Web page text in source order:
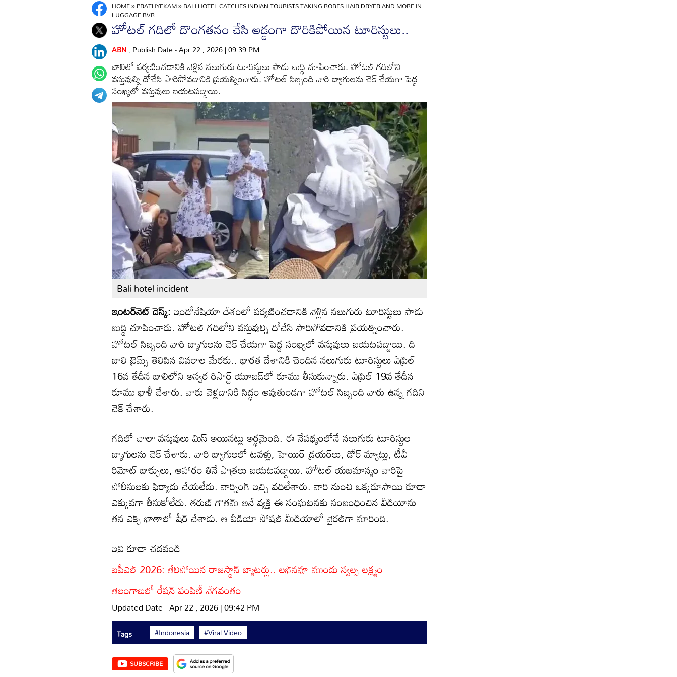
HOME»PRATHYEKAM»BALI HOTEL CATCHES INDIAN TOURISTS TAKING ROBES HAIR DRYER AND MORE IN
LUGGAGE BVR
హోటల్‌ గదిలో దొంగతనం చేసి అడ్డంగా దొరికిపోయిన టూరిస్టులు..
ABN, Publish Date - Apr 22 , 2026 | 09:39 PM
బాలిలో పర్యటించడానికి వెళ్లిన నలుగురు టూరిస్టులు పాడు బుద్ధి చూపించారు. హోటల్ గదిలోని
వస్తువుల్ని దోచేసి పారిపోవడానికి ప్రయత్నించారు. హోటల్ సిబ్బంది వారి బ్యాగులను చెక్ చేయగా పెద్ద
సంఖ్యలో వస్తువులు బయటపడ్డాయి.
Bali hotel incident
ఇంటర్‌నెట్ డెస్క్:ఇండోనేషియా దేశంలో పర్యటించడానికి వెళ్లిన నలుగురు టూరిస్టులు పాడు
బుద్ధి చూపించారు. హోటల్ గదిలోని వస్తువుల్ని దోచేసి పారిపోవడానికి ప్రయత్నించారు.
హోటల్ సిబ్బంది వారి బ్యాగులను చెక్ చేయగా పెద్ద సంఖ్యలో వస్తువులు బయటపడ్డాయి. ది
బాలి టైమ్స్ తెలిపిన వివరాల మేరకు.. భారత దేశానికి చెందిన నలుగురు టూరిస్టులు ఏప్రిల్
16వ తేదీన బాలిలోని అస్వర రిసార్ట్ యూబడ్‌‌లో రూము తీసుకున్నారు. ఏప్రిల్ 19వ తేదీన
రూము ఖాళీ చేశారు. వారు వెళ్లడానికి సిద్ధం అవుతుండగా హోటల్ సిబ్బంది వారు ఉన్న గదిని
చెక్ చేశారు.
గదిలో చాలా వస్తువులు మిస్ అయినట్లు అర్థమైంది. ఈ నేపథ్యంలోనే నలుగురు టూరిస్టుల
బ్యాగులను చెక్ చేశారు. వారి బ్యాగులలో టవళ్లు, హెయిర్ డ్రయర్‌లు, డోర్ మ్యాట్లు, టీవీ
రిమోట్ బాక్సులు, ఆహారం తినే పాత్రలు బయటపడ్డాయి. హోటల్ యజమాన్యం వారిపై
పోలీసులకు ఫిర్యాదు చేయలేదు. వార్నింగ్ ఇచ్చి వదిలేశారు. వారి నుంచి ఒక్కరూపాయి కూడా
ఎక్కువగా తీసుకోలేదు. తరుణ్ గౌతమ్ అనే వ్యక్తి ఈ సంఘటనకు సంబంధించిన వీడియోను
తన ఎక్స్ ఖాతాలో షేర్ చేశాడు. ఆ వీడియో సోషల్ మీడియాలో వైరల్‌గా మారింది.
ఇవి కూడా చదవండి
ఐపీఎల్ 2026: తేలిపోయిన రాజస్థాన్ బ్యాటర్లు.. లఖ్‌నవూ ముందు స్వల్ప లక్ష్యం
తెలంగాణలో రేషన్ పంపిణీ వేగవంతం
Updated Date - Apr 22 , 2026 | 09:42 PM
Tags #Indonesia #Viral Video
SUBSCRIBE